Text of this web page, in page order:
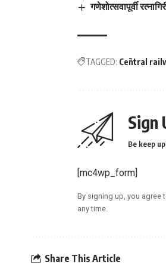
गणेशोत्सवापूर्वी
TAGGED: Ceñtral
Sign
Be keep
[mc4wp_form]
By signing up, you agree
any time.
Share This Article